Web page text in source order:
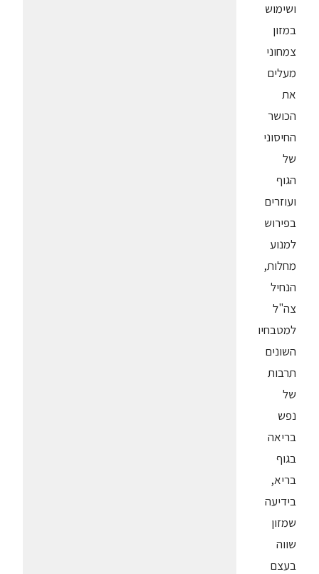
ושימוש
במזון
צמחוני
מעלים
את
הכושר
החיסוני
של
הגוף
ועוזרים
בפירוש
למנוע
מחלות,
הנחיל
צה"ל
למטבחיו
השונים
תרבות
של
נפש
בריאה
בגוף
בריא,
בידיעה
שמזון
שווה
בעצם